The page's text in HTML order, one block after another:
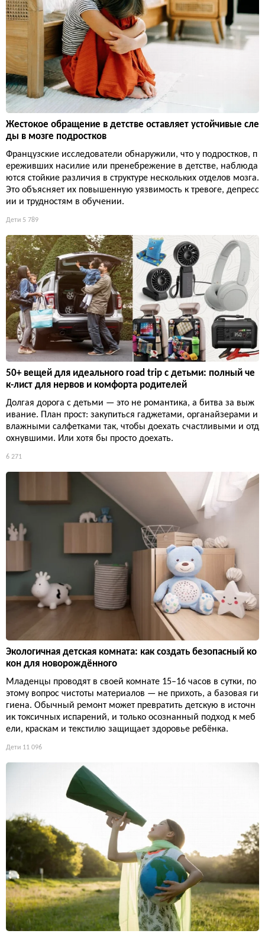
Жестокое обращение в детстве оставляет устойчивые сле
ды в мозге подростков
Французские исследователи обнаружили, что у подростков, п
ереживших насилие или пренебрежение в детстве, наблюда
ются стойкие различия в структуре нескольких отделов мозга.
Это объясняет их повышенную уязвимость к тревоге, депресс
ии и трудностям в обучении.
Дети 5 789
50+ вещей для идеального road trip с детьми: полный че
к-лист для нервов и комфорта родителей
Долгая дорога с детьми — это не романтика, а битва за выж
ивание. План прост: закупиться гаджетами, органайзерами и
влажными салфетками так, чтобы доехать счастливыми и отд
охнувшими. Или хотя бы просто доехать.
6 271
Экологичная детская комната: как создать безопасный ко
кон для новорождённого
Младенцы проводят в своей комнате 15–16 часов в сутки, по
этому вопрос чистоты материалов — не прихоть, а базовая ги
гиена. Обычный ремонт может превратить детскую в источн
ик токсичных испарений, и только осознанный подход к меб
ели, краскам и текстилю защищает здоровье ребёнка.
Дети 11 096